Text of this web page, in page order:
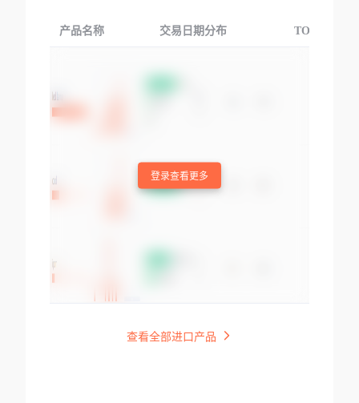
产品名称 交易日期分布 TOP3交易国
登录查看更多
查看全部进口产品